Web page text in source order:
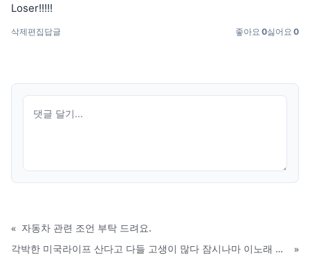
Loser!!!!!
삭제편집 답글 좋아요 0싫어요 0
« 자동차 관련 조언 부탁 드려요.
각박한 미국라이프 산다고 다들 고생이 많다 잠시나마 이노래 들어면서 마음의 휴식을 갖기를
»